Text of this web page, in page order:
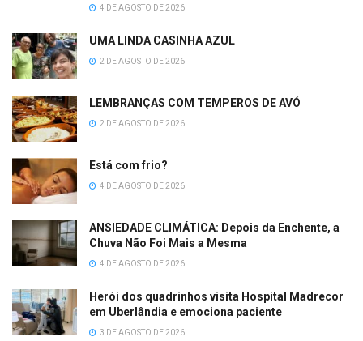
4 DE AGOSTO DE 2026
UMA LINDA CASINHA AZUL
2 DE AGOSTO DE 2026
LEMBRANÇAS COM TEMPEROS DE AVÓ
2 DE AGOSTO DE 2026
Está com frio?
4 DE AGOSTO DE 2026
ANSIEDADE CLIMÁTICA: Depois da Enchente, a
Chuva Não Foi Mais a Mesma
4 DE AGOSTO DE 2026
Herói dos quadrinhos visita Hospital Madrecor
em Uberlândia e emociona paciente
3 DE AGOSTO DE 2026